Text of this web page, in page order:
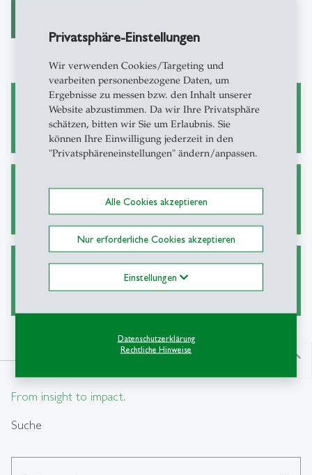
Privatsphäre-Einstellungen
Wir verwenden Cookies/Targeting und
vearbeiten personenbezogene Daten, um
Ergebnisse zu messen bzw. den Inhalt unserer
Website abzustimmen. Da wir Ihre Privatsphäre
schätzen, bitten wir Sie um Erlaubnis. Sie
können Ihre Einwilligung jederzeit in den
"Privatsphäreneinstellungen" ändern/anpassen.
Alle Cookies akzeptieren
Nur erforderliche Cookies akzeptieren
Einstellungen
Datenschutzerklärung
Rechtliche Hinweise
Wissenschaftliches Arbeiten
Alternative Wege zu Zeitschriftenartikeln
north
From insight to impact.
Suche